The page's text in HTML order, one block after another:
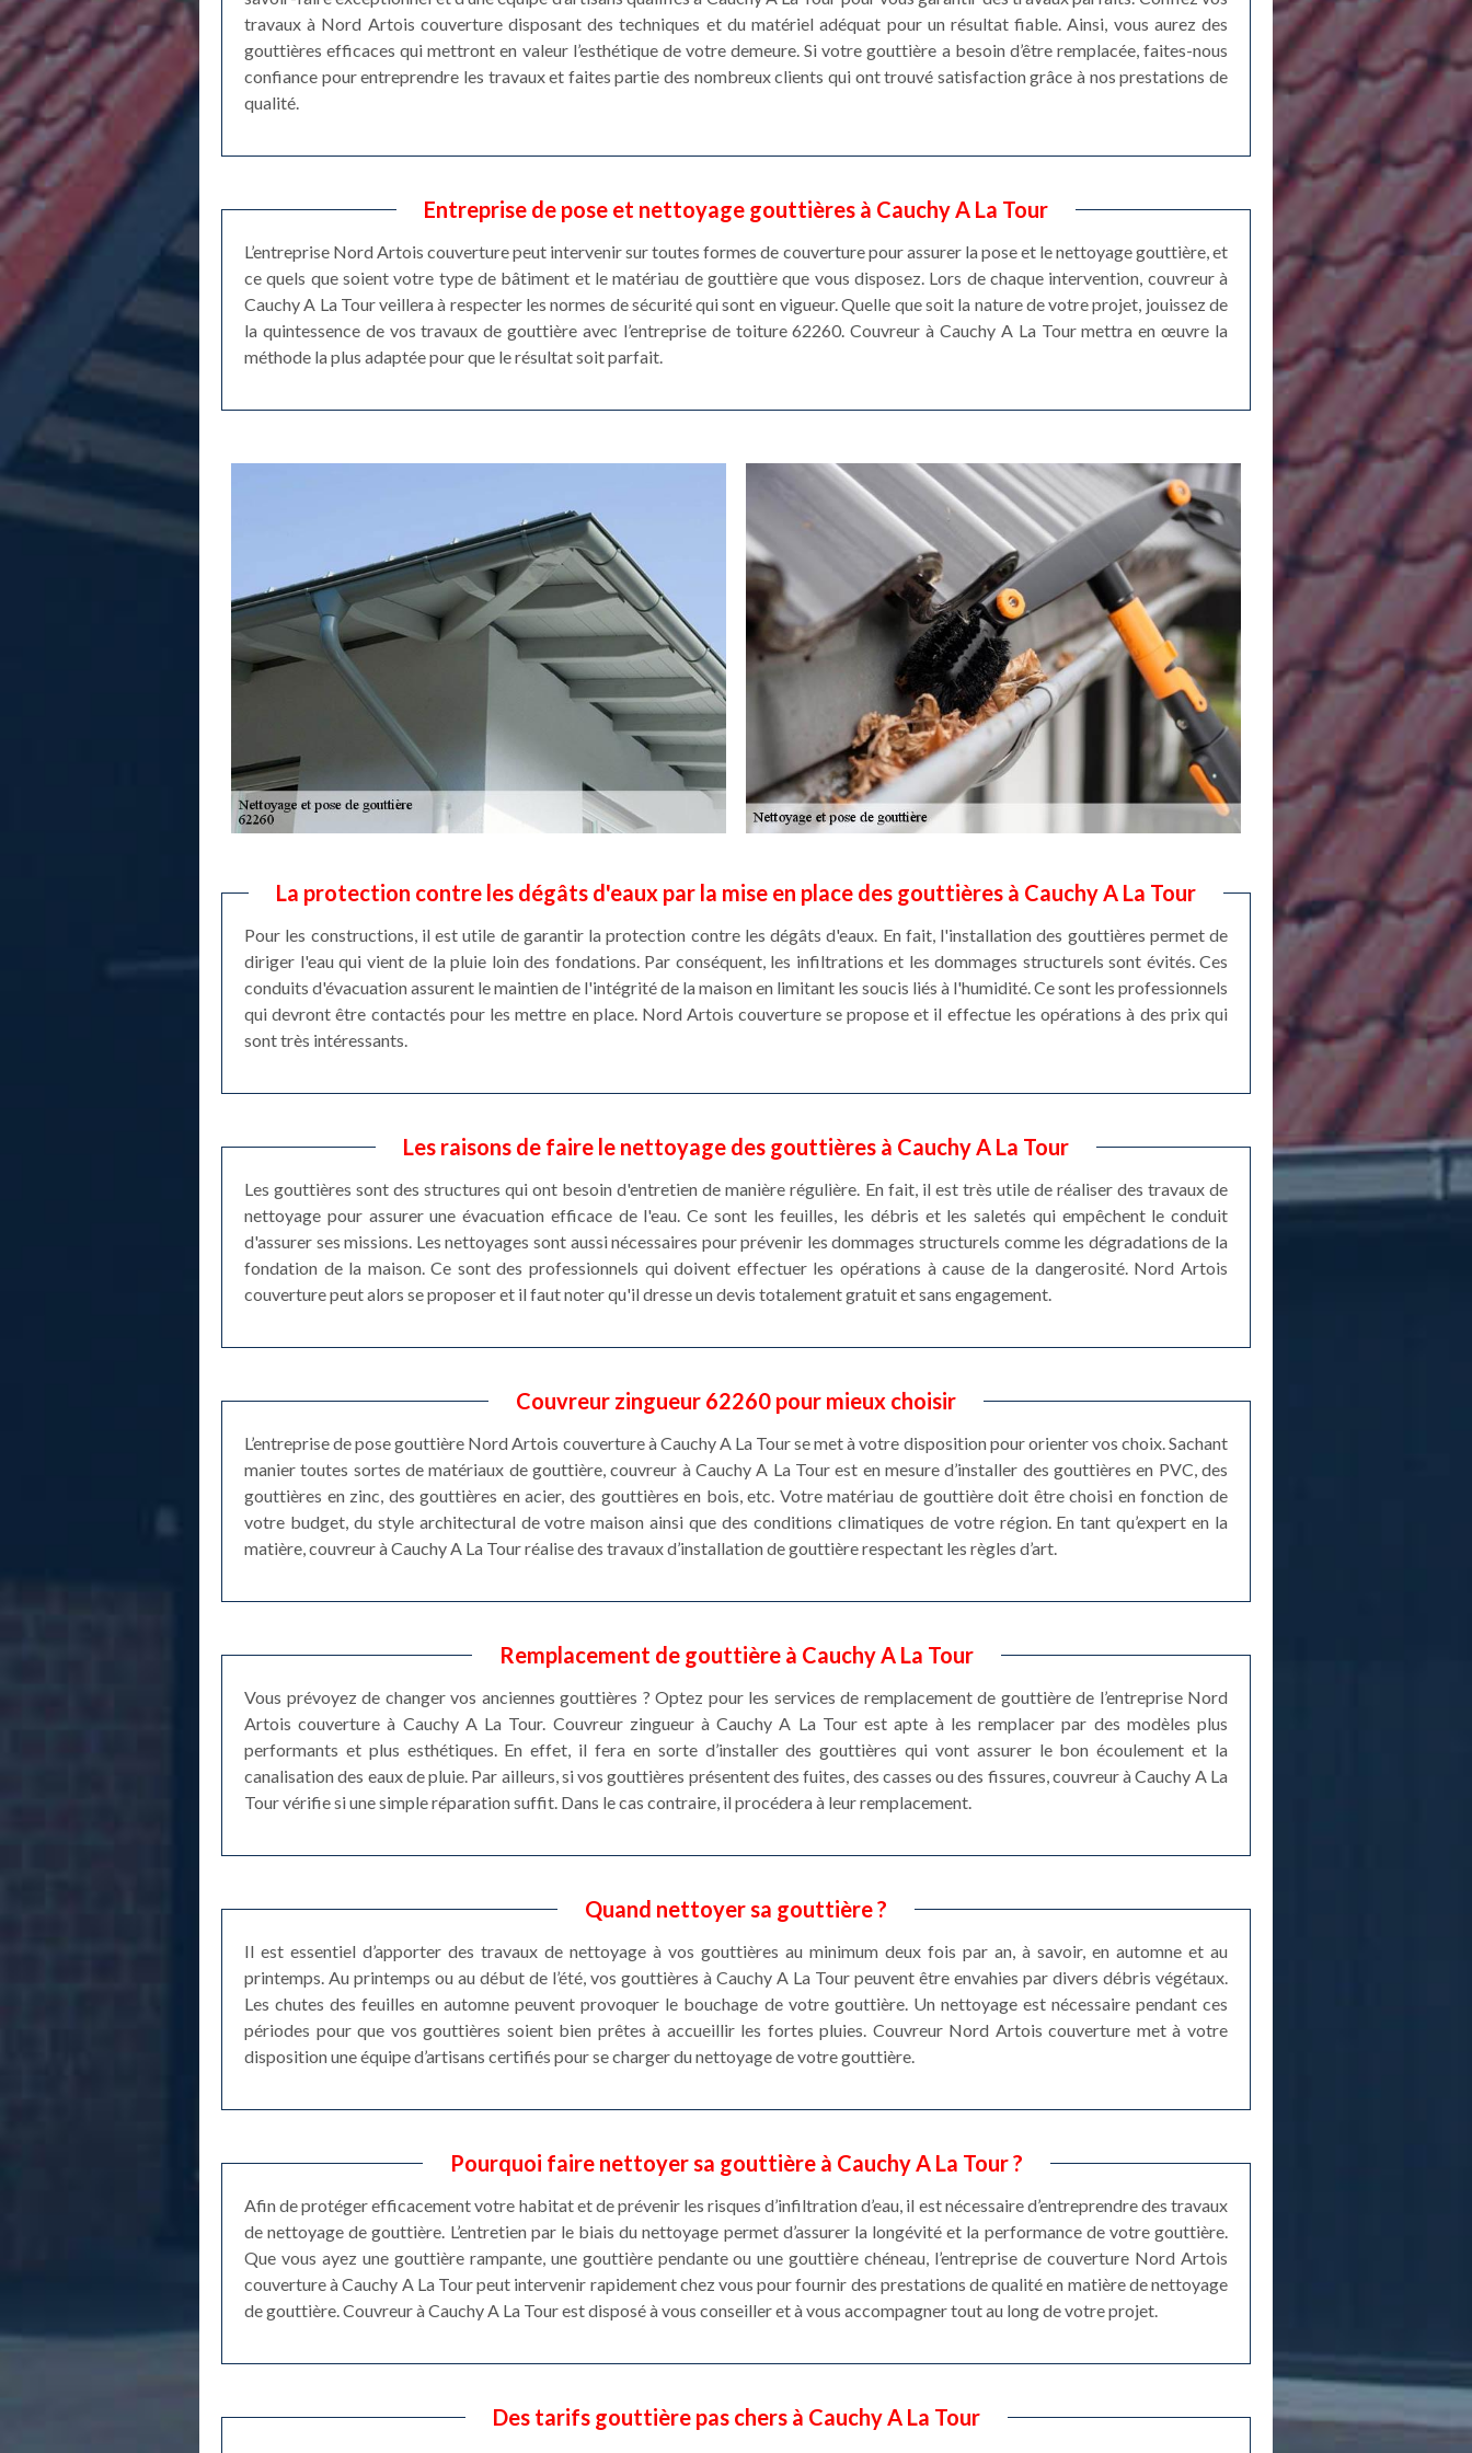
travaux à Nord Artois couverture disposant des techniques et du matériel adéquat pour un résultat fiable. Ainsi, vous aurez des
gouttières efficaces qui mettront en valeur l’esthétique de votre demeure. Si votre gouttière a besoin d’être remplacée, faites-nous
confiance pour entreprendre les travaux et faites partie des nombreux clients qui ont trouvé satisfaction grâce à nos prestations de
qualité.
Entreprise de pose et nettoyage gouttières à Cauchy A La Tour
L’entreprise Nord Artois couverture peut intervenir sur toutes formes de couverture pour assurer la pose et le nettoyage gouttière, et
ce quels que soient votre type de bâtiment et le matériau de gouttière que vous disposez. Lors de chaque intervention, couvreur à
Cauchy A La Tour veillera à respecter les normes de sécurité qui sont en vigueur. Quelle que soit la nature de votre projet, jouissez de
la quintessence de vos travaux de gouttière avec l’entreprise de toiture 62260. Couvreur à Cauchy A La Tour mettra en œuvre la
méthode la plus adaptée pour que le résultat soit parfait.
La protection contre les dégâts d'eaux par la mise en place des gouttières à Cauchy A La Tour
Pour les constructions, il est utile de garantir la protection contre les dégâts d'eaux. En fait, l'installation des gouttières permet de
diriger l'eau qui vient de la pluie loin des fondations. Par conséquent, les infiltrations et les dommages structurels sont évités. Ces
conduits d'évacuation assurent le maintien de l'intégrité de la maison en limitant les soucis liés à l'humidité. Ce sont les professionnels
qui devront être contactés pour les mettre en place. Nord Artois couverture se propose et il effectue les opérations à des prix qui
sont très intéressants.
Les raisons de faire le nettoyage des gouttières à Cauchy A La Tour
Les gouttières sont des structures qui ont besoin d'entretien de manière régulière. En fait, il est très utile de réaliser des travaux de
nettoyage pour assurer une évacuation efficace de l'eau. Ce sont les feuilles, les débris et les saletés qui empêchent le conduit
d'assurer ses missions. Les nettoyages sont aussi nécessaires pour prévenir les dommages structurels comme les dégradations de la
fondation de la maison. Ce sont des professionnels qui doivent effectuer les opérations à cause de la dangerosité. Nord Artois
couverture peut alors se proposer et il faut noter qu'il dresse un devis totalement gratuit et sans engagement.
Couvreur zingueur 62260 pour mieux choisir
L’entreprise de pose gouttière Nord Artois couverture à Cauchy A La Tour se met à votre disposition pour orienter vos choix. Sachant
manier toutes sortes de matériaux de gouttière, couvreur à Cauchy A La Tour est en mesure d’installer des gouttières en PVC, des
gouttières en zinc, des gouttières en acier, des gouttières en bois, etc. Votre matériau de gouttière doit être choisi en fonction de
votre budget, du style architectural de votre maison ainsi que des conditions climatiques de votre région. En tant qu’expert en la
matière, couvreur à Cauchy A La Tour réalise des travaux d’installation de gouttière respectant les règles d’art.
Remplacement de gouttière à Cauchy A La Tour
Vous prévoyez de changer vos anciennes gouttières ? Optez pour les services de remplacement de gouttière de l’entreprise Nord
Artois couverture à Cauchy A La Tour. Couvreur zingueur à Cauchy A La Tour est apte à les remplacer par des modèles plus
performants et plus esthétiques. En effet, il fera en sorte d’installer des gouttières qui vont assurer le bon écoulement et la
canalisation des eaux de pluie. Par ailleurs, si vos gouttières présentent des fuites, des casses ou des fissures, couvreur à Cauchy A La
Tour vérifie si une simple réparation suffit. Dans le cas contraire, il procédera à leur remplacement.
Quand nettoyer sa gouttière ?
Il est essentiel d’apporter des travaux de nettoyage à vos gouttières au minimum deux fois par an, à savoir, en automne et au
printemps. Au printemps ou au début de l’été, vos gouttières à Cauchy A La Tour peuvent être envahies par divers débris végétaux.
Les chutes des feuilles en automne peuvent provoquer le bouchage de votre gouttière. Un nettoyage est nécessaire pendant ces
périodes pour que vos gouttières soient bien prêtes à accueillir les fortes pluies. Couvreur Nord Artois couverture met à votre
disposition une équipe d’artisans certifiés pour se charger du nettoyage de votre gouttière.
Pourquoi faire nettoyer sa gouttière à Cauchy A La Tour ?
Afin de protéger efficacement votre habitat et de prévenir les risques d’infiltration d’eau, il est nécessaire d’entreprendre des travaux
de nettoyage de gouttière. L’entretien par le biais du nettoyage permet d’assurer la longévité et la performance de votre gouttière.
Que vous ayez une gouttière rampante, une gouttière pendante ou une gouttière chéneau, l’entreprise de couverture Nord Artois
couverture à Cauchy A La Tour peut intervenir rapidement chez vous pour fournir des prestations de qualité en matière de nettoyage
de gouttière. Couvreur à Cauchy A La Tour est disposé à vous conseiller et à vous accompagner tout au long de votre projet.
Des tarifs gouttière pas chers à Cauchy A La Tour